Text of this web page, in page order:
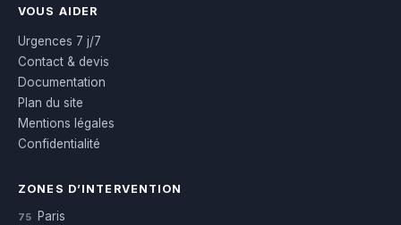
VOUS AIDER
Urgences 7 j/7
Contact & devis
Documentation
Plan du site
Mentions légales
Confidentialité
ZONES D’INTERVENTION
75 Paris